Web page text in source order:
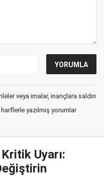
veya imalar, inançlara saldırı
yazılmış yorumlar
Uyarı: